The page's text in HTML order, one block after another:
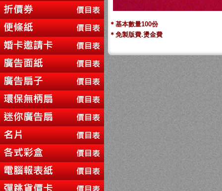
＊基本數量100份
＊免製版費.燙金費